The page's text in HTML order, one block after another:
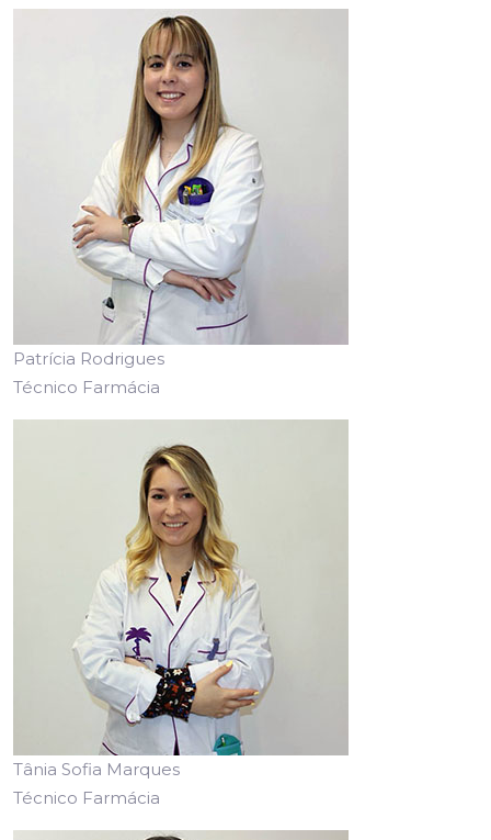
Patrícia Rodrigues
Técnico Farmácia
Tânia Sofia Marques
Técnico Farmácia